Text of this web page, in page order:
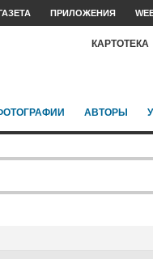
ПРИЛОЖЕНИЯ
КАРТОТЕКА
АВТОРЫ